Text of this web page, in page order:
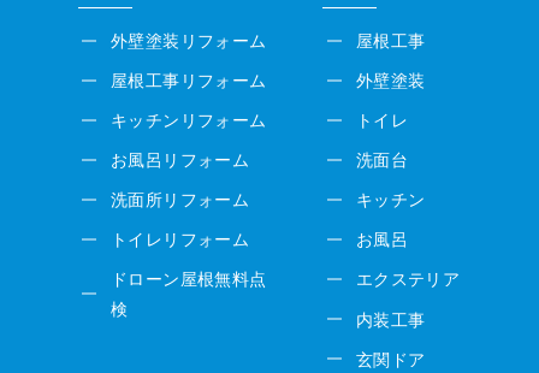
外壁塗装リフォーム
屋根工事リフォーム
キッチンリフォーム
お風呂リフォーム
洗面所リフォーム
トイレリフォーム
ドローン屋根無料点
検
屋根工事
外壁塗装
トイレ
洗面台
キッチン
お風呂
エクステリア
内装工事
玄関ドア